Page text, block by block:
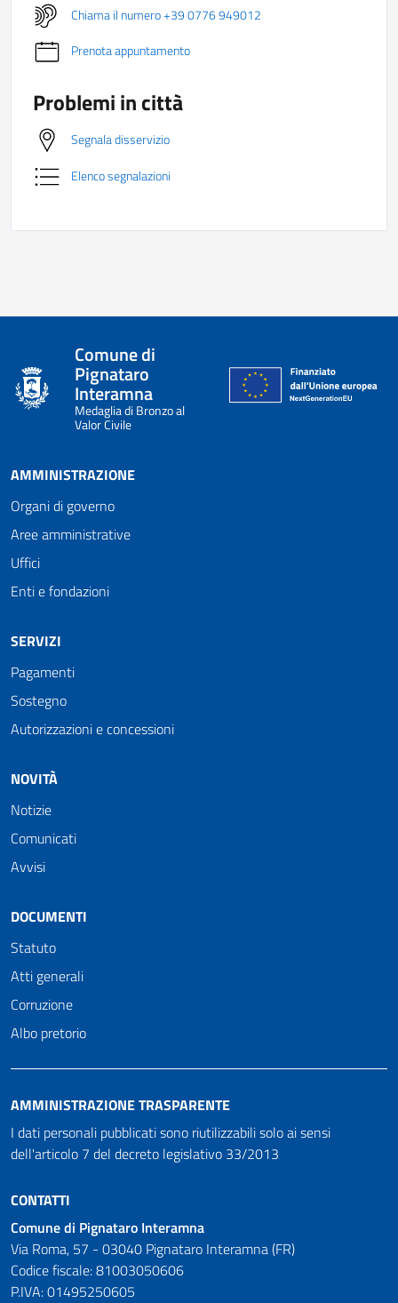
Chiama il numero +39 0776 949012
Prenota appuntamento
Problemi in città
Segnala disservizio
Elenco segnalazioni
Comune di
Pignataro
Interamna
Medaglia di Bronzo al
Valor Civile
AMMINISTRAZIONE
Organi di governo
Aree amministrative
Uffici
Enti e fondazioni
SERVIZI
Pagamenti
Sostegno
Autorizzazioni e concessioni
NOVITÀ
Notizie
Comunicati
Avvisi
DOCUMENTI
Statuto
Atti generali
Corruzione
Albo pretorio
AMMINISTRAZIONE TRASPARENTE
I dati personali pubblicati sono riutilizzabili solo ai sensi
dell'articolo 7 del decreto legislativo 33/2013
CONTATTI
Comune di Pignataro Interamna
Via Roma, 57 - 03040 Pignataro Interamna (FR)
Codice fiscale: 81003050606
P.IVA: 01495250605